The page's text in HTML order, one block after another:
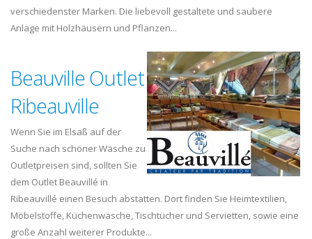
verschiedenster Marken. Die liebevoll gestaltete und saubere
Anlage mit Holzhäusern und Pflanzen...
Beauville Outlet
Ribeauville
Wenn Sie im Elsaß auf der
Suche nach schöner Wäsche zu
Outletpreisen sind, sollten Sie
dem Outlet Beauvillé in
Ribeauvillé einen Besuch abstatten. Dort finden Sie Heimtextilien,
Möbelstoffe, Küchenwäsche, Tischtücher und Servietten, sowie eine
große Anzahl weiterer Produkte...